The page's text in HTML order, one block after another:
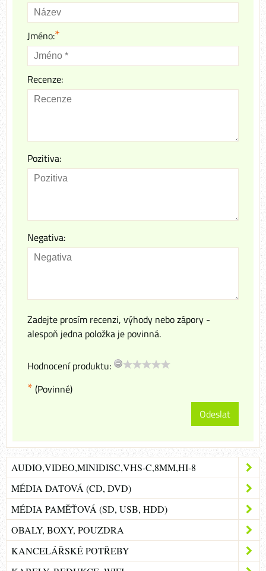
Jméno:*
Recenze:
Pozitiva:
Negativa:
Zadejte prosím recenzi, výhody nebo zápory -
alespoň jedna položka je povinná.
Hodnocení produktu:
* (Povinné)
Odeslat
AUDIO,VIDEO,MINIDISC,VHS-C,8MM,HI-8
MÉDIA DATOVÁ (CD, DVD)
MÉDIA PAMĚŤOVÁ (SD, USB, HDD)
OBALY, BOXY, POUZDRA
KANCELÁŘSKÉ POTŘEBY